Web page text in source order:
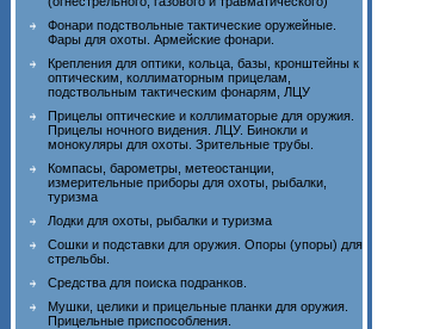
Фонари подствольные тактические оружейные.
Фары для охоты. Армейские фонари.
Крепления для оптики, кольца, базы, кронштейны к
оптическим, коллиматорным прицелам,
подствольным тактическим фонарям, ЛЦУ
Прицелы оптические и коллиматорые для оружия.
Прицелы ночного видения. ЛЦУ. Бинокли и
монокуляры для охоты. Зрительные трубы.
Компасы, барометры, метеостанции,
измерительные приборы для охоты, рыбалки,
туризма
Лодки для охоты, рыбалки и туризма
Сошки и подставки для оружия. Опоры (упоры) для
стрельбы.
Средства для поиска подранков.
Мушки, целики и прицельные планки для оружия.
Прицельные приспособления.